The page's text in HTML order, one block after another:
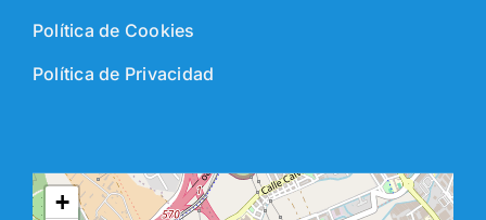
Política de Cookies
Política de Privacidad
+